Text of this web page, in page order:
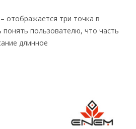
отображается три точка в
пользователю, что часть
длинное